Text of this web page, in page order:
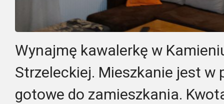
Wynajmę kawalerkę w
Strzeleckiej. Mieszkanie jest w
gotowe do zamieszkania.